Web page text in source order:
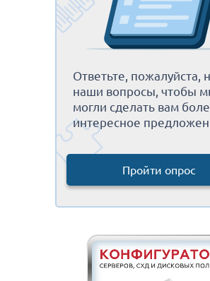
Ответьте, пожалуйста,
наши вопросы, чтобы
могли сделать вам
интересное
Пройти опрос